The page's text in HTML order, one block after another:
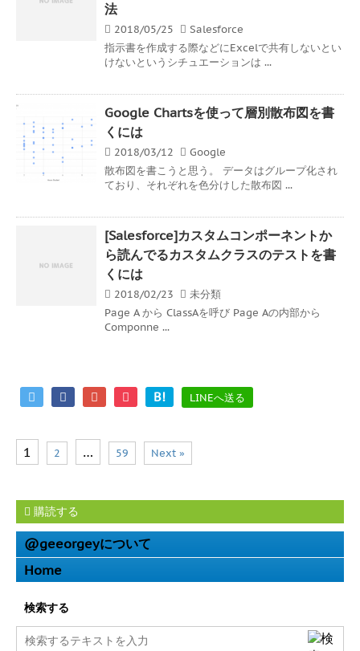
法
2018/05/25
Salesforce
指示書を作成する際などにExcelで共有しないとい
けないというシチュエーションは ...
Google Chartsを使って層別散布図を書
くには
2018/03/12
Google
散布図を書こうと思う。 データはグループ化され
ており、それぞれを色分けした散布図 ...
[Salesforce]カスタムコンポーネントか
ら読んでるカスタムクラスのテストを書
くには
2018/02/23
未分類
Page A から ClassAを呼び Page Aの内部から
Componne ...
B! LINEへ送る
1 2 … 59 Next »
購読する
@geeorgeyについて
Home
検索する